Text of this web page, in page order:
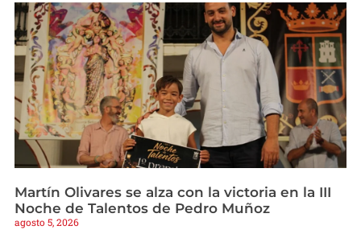
Martín Olivares se alza con la victoria en la III
Noche de Talentos de Pedro Muñoz
agosto 5, 2026